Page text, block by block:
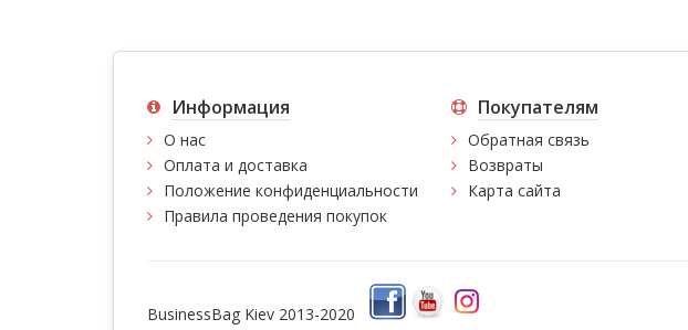
Информация
О нас
Оплата и доставка
Положение конфиденциальности
Правила проведения покупок
Покупателям
Обратная связь
Возвраты
Карта сайта
BusinessBag Kiev 2013-2020